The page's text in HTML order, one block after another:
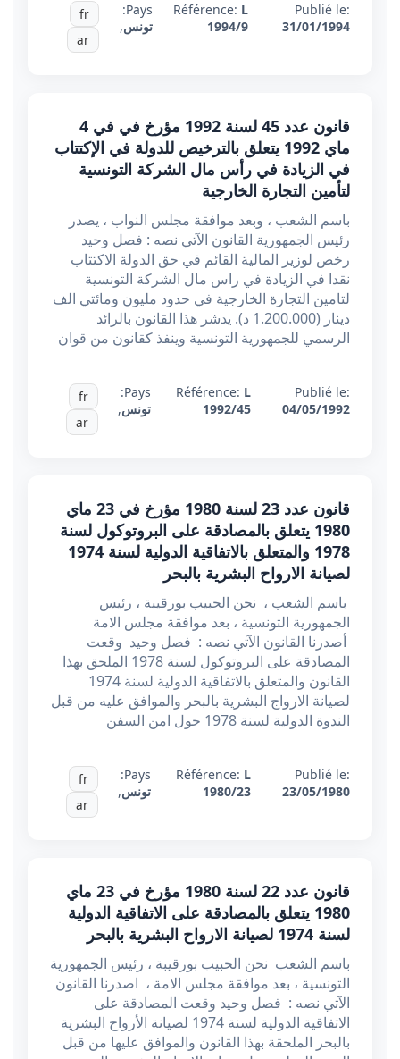
Publié le:
31/01/1994
Référence: L
1994/9
Pays:
تونس,
fr
ar
قانون عدد 45 لسنة 1992 مؤرخ في في 4
ماي 1992 يتعلق بالترخيص للدولة في الإكتتاب
في الزيادة في رأس مال الشركة التونسية
لتأمين التجارة الخارجية
باسم الشعب ، وبعد موافقة مجلس النواب ، يصدر
رئيس الجمهورية القانون الآتي نصه : فصل وحيد
رخص لوزير المالية القائم في حق الدولة الاكتتاب
نقدا في الزيادة في راس مال الشركة التونسية
لتامين التجارة الخارجية في حدود مليون ومائتي الف
دينار (1.200.000 د). يدشر هذا القانون بالرائد
الرسمي للجمهورية التونسية وينفذ كقانون من قوان
Publié le:
04/05/1992
Référence: L
1992/45
Pays:
تونس,
fr
ar
قانون عدد 23 لسنة 1980 مؤرخ في 23 ماي
1980 يتعلق بالمصادقة على البروتوكول لسنة
1978 والمتعلق بالاتفاقية الدولية لسنة 1974
لصيانة الارواح البشرية بالبحر
باسم الشعب ، نحن الحبيب بورقيبة ، رئيس
الجمهورية التونسية ، بعد موافقة مجلس الامة
أصدرنا القانون الآتي نصه : فصل وحید وقعت
المصادقة على البروتوكول لسنة 1978 الملحق بهذا
القانون والمتعلق بالاتفاقية الدولية لسنة 1974
لصيانة الارواج البشرية بالبحر والموافق عليه من قبل
الندوة الدولية لسنة 1978 حول امن السفن
Publié le:
23/05/1980
Référence: L
1980/23
Pays:
تونس,
fr
ar
قانون عدد 22 لسنة 1980 مؤرخ في 23 ماي
1980 يتعلق بالمصادقة على الاتفاقية الدولية
لسنة 1974 لصيانة الارواح البشرية بالبحر
باسم الشعب نحن الحبيب بورقيبة ، رئيس الجمهورية
التونسية ، بعد موافقة مجلس الامة ، اصدرنا القانون
الآتي نصه : فصل وحيد وقعت المصادقة على
الاتفاقية الدولية لسنة 1974 لصيانة الأرواح البشرية
بالبحر الملحقة بهذا القانون والموافق عليها من قبل